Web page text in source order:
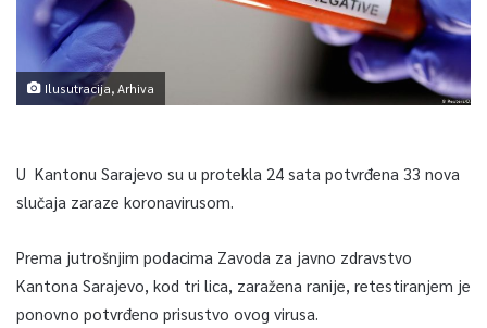
Ilusutracija, Arhiva
U Kantonu Sarajevo su u protekla 24 sata potvrđena 33 nova
slučaja zaraze koronavirusom.
Prema jutrošnjim podacima Zavoda za javno zdravstvo
Kantona Sarajevo, kod tri lica, zaražena ranije, retestiranjem je
ponovno potvrđeno prisustvo ovog virusa.